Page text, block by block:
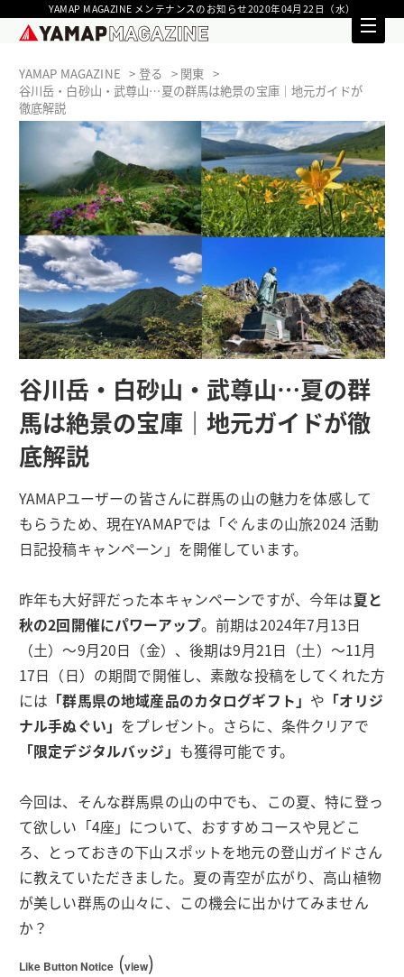
YAMAP MAGAZINE メンテナンスのお知らせ2020年04月22日（水）
YAMAP MAGAZINE 登る
関東
谷川岳・白砂山・武尊山…夏の群馬は絶景の宝庫｜地元ガイドが
徹底解説
谷川岳・白砂山・武尊山…夏の群
馬は絶景の宝庫｜地元ガイドが徹
底解説
YAMAPユーザーの皆さんに群馬の山の魅力を体感して
もらうため、現在YAMAPでは「ぐんまの山旅2024 活動
日記投稿キャンペーン」を開催しています。
昨年も大好評だった本キャンペーンですが、今年は夏と
秋の2回開催にパワーアップ。前期は2024年7月13日
（土）〜9月20日（金）、後期は9月21日（土）〜11月
17日（日）の期間で開催し、素敵な投稿をしてくれた方
には 「群馬県の地域産品のカタログギフト」 や 「オリジ
ナル手ぬぐい」 をプレゼント。さらに、条件クリアで
「限定デジタルバッジ」 も獲得可能です。
今回は、そんな群馬県の山の中でも、この夏、特に登っ
て欲しい「4座」について、おすすめコースや見どこ
ろ、とっておきの下山スポットを地元の登山ガイドさん
に教えていただきました。夏の青空が広がり、高山植物
が美しい群馬の山々に、この機会に出かけてみません
か？
Like Button Notice(view)